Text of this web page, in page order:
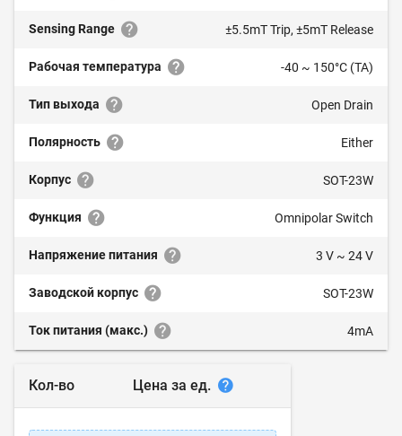
Sensing Range ±5.5mT Trip, ±5mT Release
Рабочая температура -40 ~ 150°C (TA)
Тип выхода Open Drain
Полярность Either
Корпус SOT-23W
Функция Omnipolar Switch
Напряжение питания 3 V ~ 24 V
Заводской корпус SOT-23W
Ток питания (макс.) 4mA
Кол-во Цена за ед.